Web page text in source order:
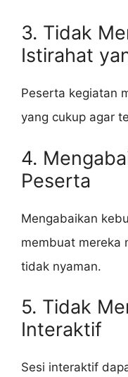
3. Tidak
Istirahat
Peserta kegiatan
yang cukup agar
4.
Peserta
Mengabaikan
membuat mereka
tidak nyaman.
5. Tidak
Interaktif
Sesi interaktif